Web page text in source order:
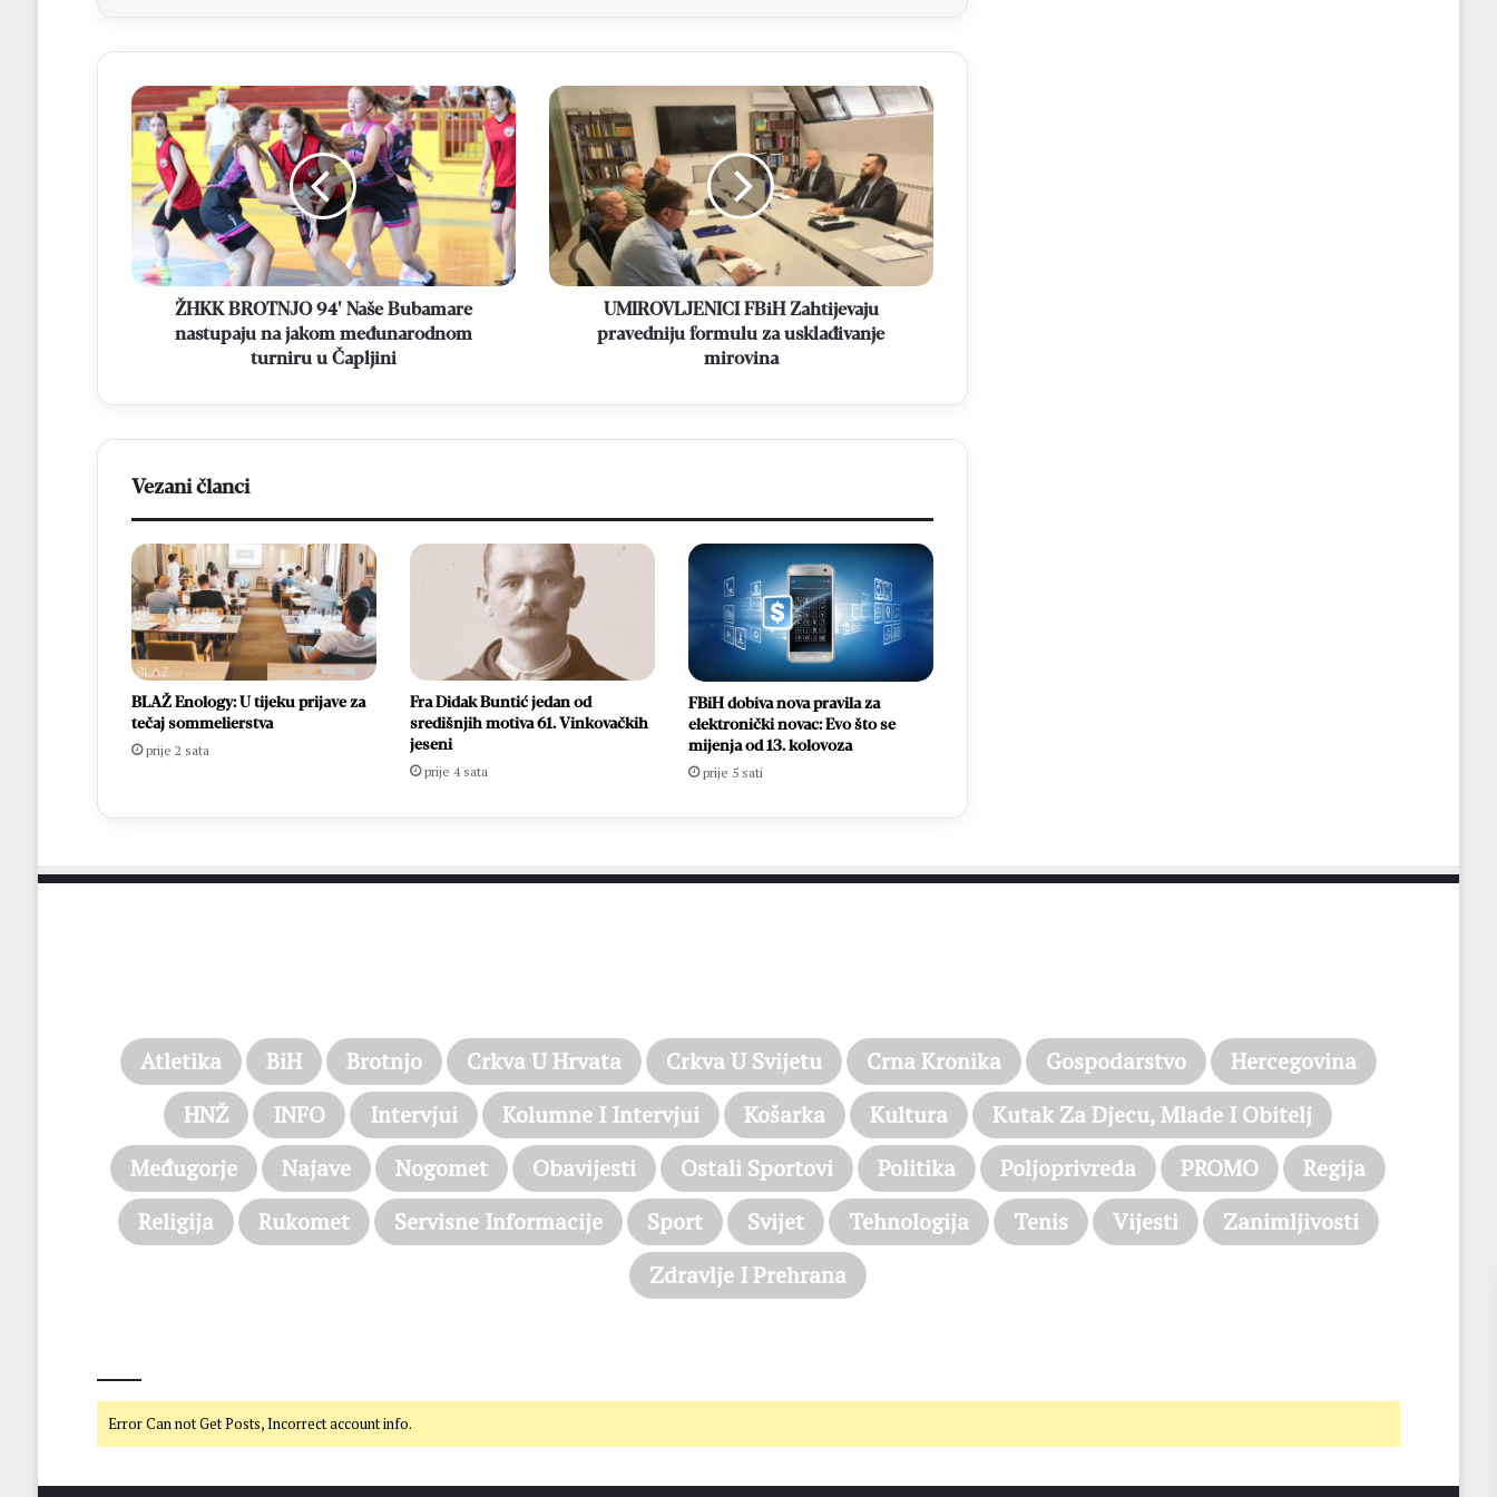
ŽHKK
BROTNJO
94'
Naše
Bubamare
nastupaju
jakom
međunarodnom
ŽHKK BROTNJO 94' Naše Bubamare
nastupaju na jakom međunarodnom
turniru u Čapljini
UMIROVLJENICI
FBiH
Zahtijevaju
pravedniju
formulu
za
usklađivanje
mirovina
UMIROVLJENICI FBiH Zahtijevaju
pravedniju formulu za usklađivanje
mirovina
Vezani članci
BLAŽ Enology: U tijeku prijave za
tečaj sommelierstva
prije 2 sata
Fra Didak Buntić jedan od
središnjih motiva 61. Vinkovačkih
jeseni
prije 4 sata
FBiH dobiva nova pravila za
elektronički novac: Evo što se
mijenja od 13. kolovoza
prije 5 sati
Atletika BiH Brotnjo Crkva U Hrvata Crkva U Svijetu Crna Kronika Gospodarstvo
Hercegovina
HNŽ
INFO Intervjui Kolumne I Intervjui Košarka Kultura
Kutak Za Djecu, Mlade I Obitelj
Međugorje
Najave Nogomet Obavijesti Ostali Sportovi Politika Poljoprivreda PROMO
Regija
Religija
Rukomet Servisne Informacije Sport Svijet Tehnologija Tenis Vijesti
Zanimljivosti
Zdravlje I Prehrana
Error Can not Get Posts, Incorrect account info.